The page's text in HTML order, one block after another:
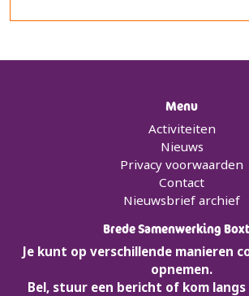
Menu
Activiteiten
Nieuws
Privacy voorwaarden
Contact
Nieuwsbrief archief
Brede Samenwerking
Je kunt op verschillende manieren
opnemen.
Bel, stuur een bericht of kom